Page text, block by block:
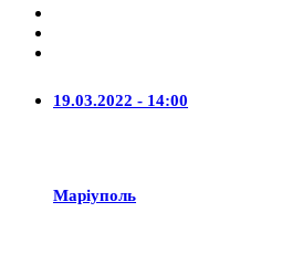
19.03.2022 - 14:00
Маріуполь